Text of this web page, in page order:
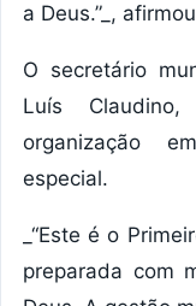
a Deus.”_,
O secretário
Luís
organização
especial.
_“Este é o
preparada com